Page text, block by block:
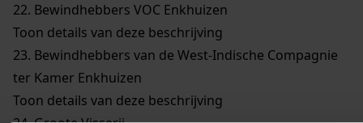
22. Bewindhebbers VOC Enkhuizen
Toon details van deze beschrijving
23. Bewindhebbers van de West-Indische Compagnie
ter Kamer Enkhuizen
Toon details van deze beschrijving